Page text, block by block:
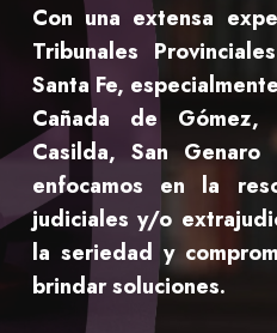
Con una extensa
Tribunales
Santa Fe,
Cañada de Gómez,
Casilda, San
enfocamos en la
judiciales y/o
la seriedad y
brindar soluciones.